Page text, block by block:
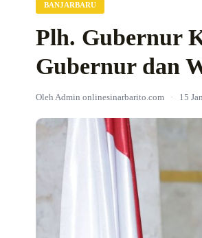
BANJARBARU
Plh. Gubernur
Gubernur dan
Oleh Admin onlinesinarbarito.com · 15